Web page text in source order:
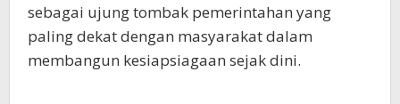
sebagai ujung tombak pemerintahan yang
paling dekat dengan masyarakat dalam
membangun kesiapsiagaan sejak dini.